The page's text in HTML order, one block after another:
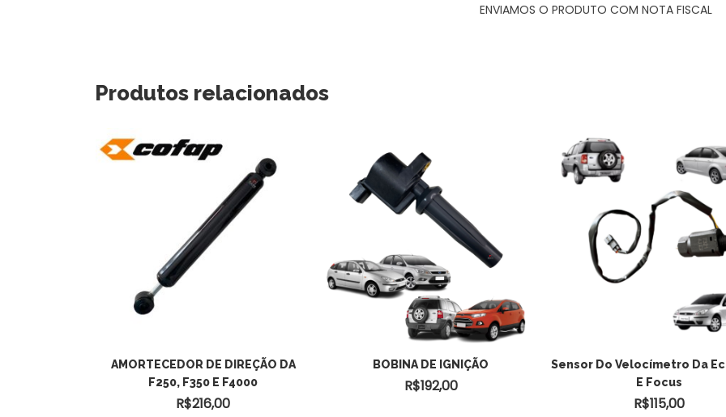
ENVIAMOS O PRODUTO COM NOTA FISCAL
Produtos relacionados
AMORTECEDOR DE DIREÇÃO DA
F250, F350 E F4000
R$216,00
ADICIONAR AO
BOBINA DE IGNIÇÃO
R$192,00
Sensor Do Velocímetro Da
E Focus
R$115,00